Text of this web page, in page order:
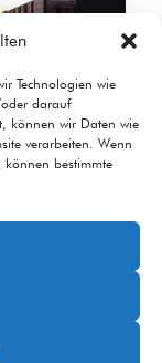
Technologien wie
darauf
können wir Daten wie
verarbeiten. Wenn
bestimmte